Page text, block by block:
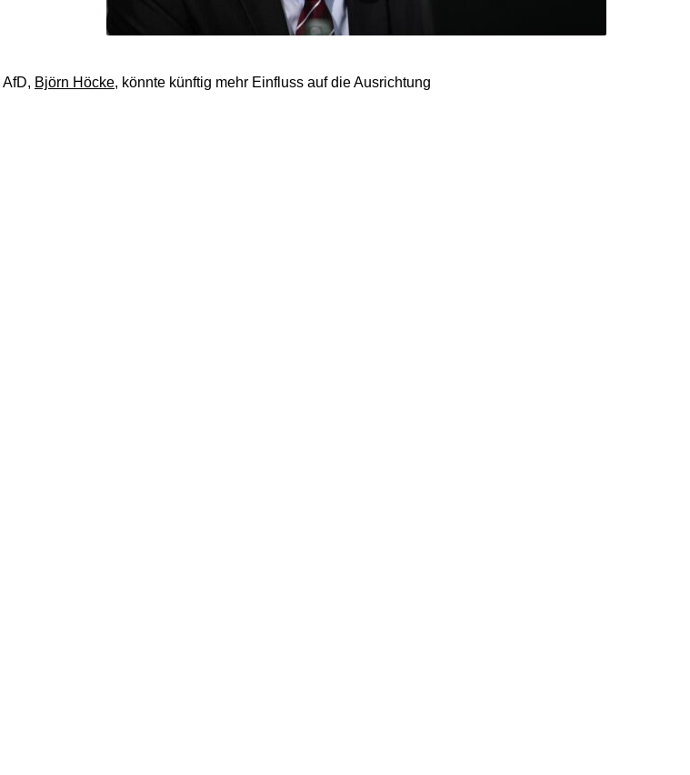
Björn Höcke, könnte künftig mehr Einfluss auf die Ausrichtung